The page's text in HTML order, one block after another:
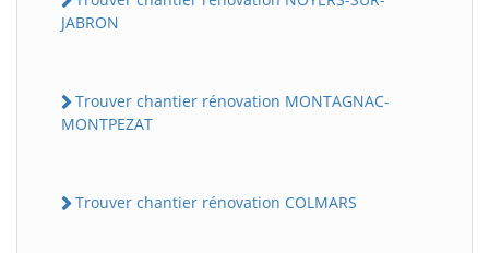
JABRON
Trouver chantier rénovation MONTAGNAC-
MONTPEZAT
Trouver chantier rénovation COLMARS